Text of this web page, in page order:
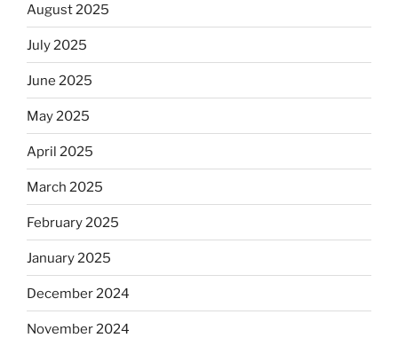
August 2025
July 2025
June 2025
May 2025
April 2025
March 2025
February 2025
January 2025
December 2024
November 2024